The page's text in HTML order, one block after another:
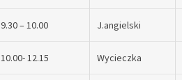
9.30 – 10.00 J.angielski
10.00- 12.15 Wycieczka